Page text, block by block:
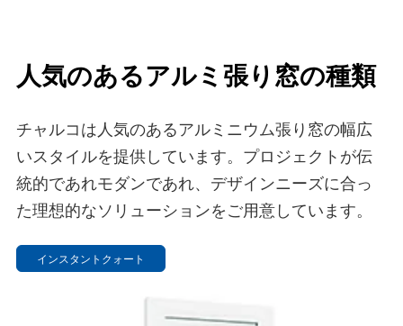
人気のあるアルミ張り窓の種類
チャルコは人気のあるアルミニウム張り窓の幅広
いスタイルを提供しています。プロジェクトが伝
統的であれモダンであれ、デザインニーズに合っ
た理想的なソリューションをご用意しています。
インスタントクォート